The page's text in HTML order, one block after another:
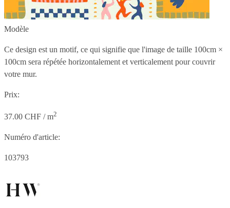
Modèle
Ce design est un motif, ce qui signifie que l'image de taille 100cm ×
100cm sera répétée horizontalement et verticalement pour couvrir
votre mur.
Prix:
37.00 CHF / m2
Numéro d'article:
103793